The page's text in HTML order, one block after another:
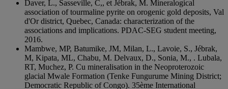
Daver, L., Sasseville, C,, et Jébrak, M. Mineralogical
association of tourmaline pyrite on orogenic gold deposits, Val
d'Or district, Quebec, Canada: characterization of the
associations and implications. PDAC-SEG student meeting,
2016.
Mambwe, MP, Batumike, JM, Milan, L., Lavoie, S., Jébrak,
M, Kipata, ML, Chabu, M. Delvaux, D., Sonia, M., . Lubala,
RT, Muchez, P. Cu mineralisation in the Neoproterozoic
glacial Mwale Formation (Tenke Fungurume Mining District;
Democratic Republic of Congo). 35ème International